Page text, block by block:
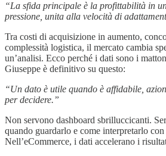
“La sfida principale è la profittabilità in
pressione, unita alla velocità di
Tra costi di acquisizione in aumento,
complessità logistica, il mercato cambia
un’analisi. Ecco perché i dati sono i
Giuseppe è definitivo su questo:
“Un dato è utile quando è affidabile,
per decidere.”
Non servono dashboard sbrilluccicanti.
quando guardarlo e come interpretarlo
Nell’eCommerce, i dati accelerano i